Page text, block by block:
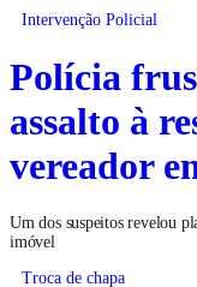
Intervenção Policial
Polícia
assalto à
vereador
Um dos suspeitos revelou
imóvel
Troca de chapa